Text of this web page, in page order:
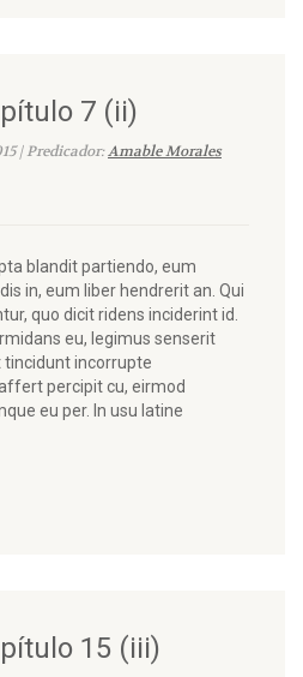
7 (ii)
| Predicador:Amable Morales
blandit partiendo, eum
in, eum liber hendrerit an. Qui
quo dicit ridens inciderint id.
eu, legimus senserit
tincidunt incorrupte
percipit cu, eirmod
eu per. In usu latine
15 (iii)